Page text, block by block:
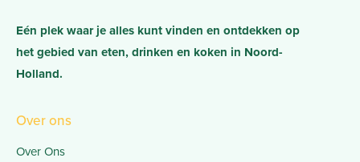
Eén plek waar je alles kunt vinden en ontdekken op
het gebied van eten, drinken en koken in Noord-
Holland.
Over ons
Over Ons